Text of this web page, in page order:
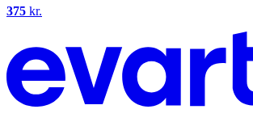
375 kr.